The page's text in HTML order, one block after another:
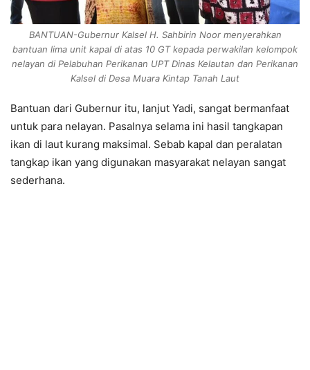
BANTUAN-Gubernur Kalsel H. Sahbirin Noor menyerahkan
bantuan lima unit kapal di atas 10 GT kepada perwakilan kelompok
nelayan di Pelabuhan Perikanan UPT Dinas Kelautan dan Perikanan
Kalsel di Desa Muara Kintap Tanah Laut
Bantuan dari Gubernur itu, lanjut Yadi, sangat bermanfaat
untuk para nelayan. Pasalnya selama ini hasil tangkapan
ikan di laut kurang maksimal. Sebab kapal dan peralatan
tangkap ikan yang digunakan masyarakat nelayan sangat
sederhana.